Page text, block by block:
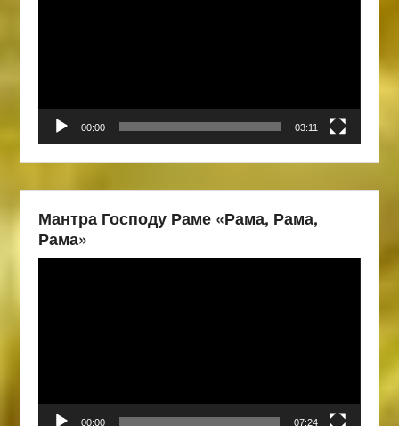
00:00 03:11
Мантра Господу Раме «Рама, Рама,
Рама»
00:00 07:24